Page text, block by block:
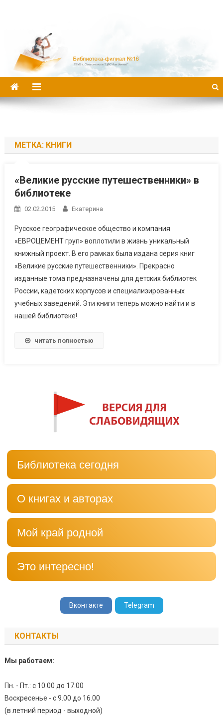
МЕТКА: КНИГИ
«Великие русские путешественники» в
библиотеке
02.02.2015 Екатерина
Русское географическое общество и компания
«ЕВРОЦЕМЕНТ груп» воплотили в жизнь уникальный
книжный проект. В его рамках была издана серия книг
«Великие русские путешественники». Прекрасно
изданные тома предназначены для детских библиотек
России, кадетских корпусов и специализированных
учебных заведений. Эти книги теперь можно найти и в
нашей библиотеке!
читать полностью
Библиотека сегодня
О книгах и авторах
Мой край родной
Это интересно!
Вконтакте Telegram
КОНТАКТЫ
Мы работаем:
Пн. - Пт.: с 10.00 до 17.00
Воскресенье - с 9.00 до 16.00
(в летний период - выходной)